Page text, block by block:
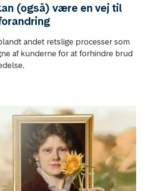
(også) være en vej til
andet retslige processer som
af kunderne for at forhindre brud